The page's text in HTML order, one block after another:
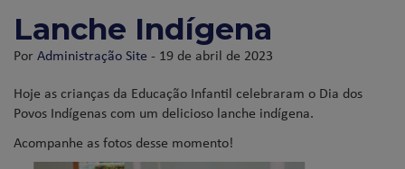
Lanche Indígena
PorAdministração Site - 19 de abril de 2023
Hoje as crianças da Educação Infantil celebraram o Dia dos
Povos Indígenas com um delicioso lanche indígena.
Acompanhe as fotos desse momento!